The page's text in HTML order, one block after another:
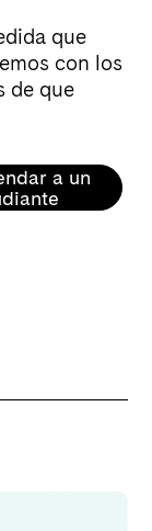
que
con los
de que
a un